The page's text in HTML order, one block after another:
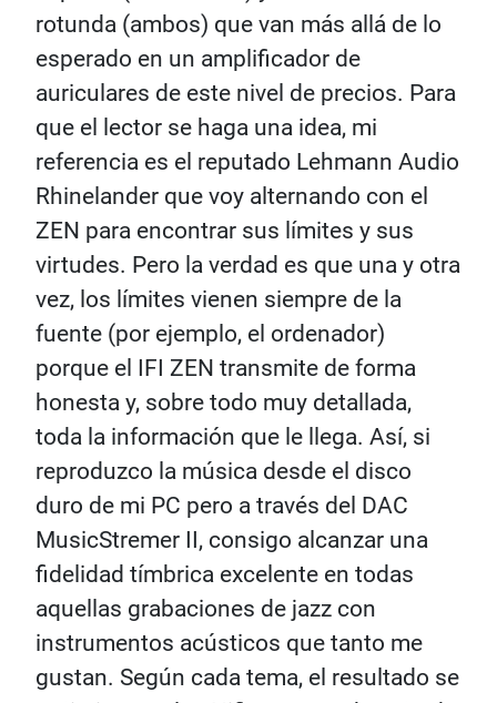
rotunda (ambos) que van más allá de lo
esperado en un amplificador de
auriculares de este nivel de precios. Para
que el lector se haga una idea, mi
referencia es el reputado Lehmann Audio
Rhinelander que voy alternando con el
ZEN para encontrar sus límites y sus
virtudes. Pero la verdad es que una y otra
vez, los límites vienen siempre de la
fuente (por ejemplo, el ordenador)
porque el IFI ZEN transmite de forma
honesta y, sobre todo muy detallada,
toda la información que le llega. Así, si
reproduzco la música desde el disco
duro de mi PC pero a través del DAC
MusicStremer II, consigo alcanzar una
fidelidad tímbrica excelente en todas
aquellas grabaciones de jazz con
instrumentos acústicos que tanto me
gustan. Según cada tema, el resultado se